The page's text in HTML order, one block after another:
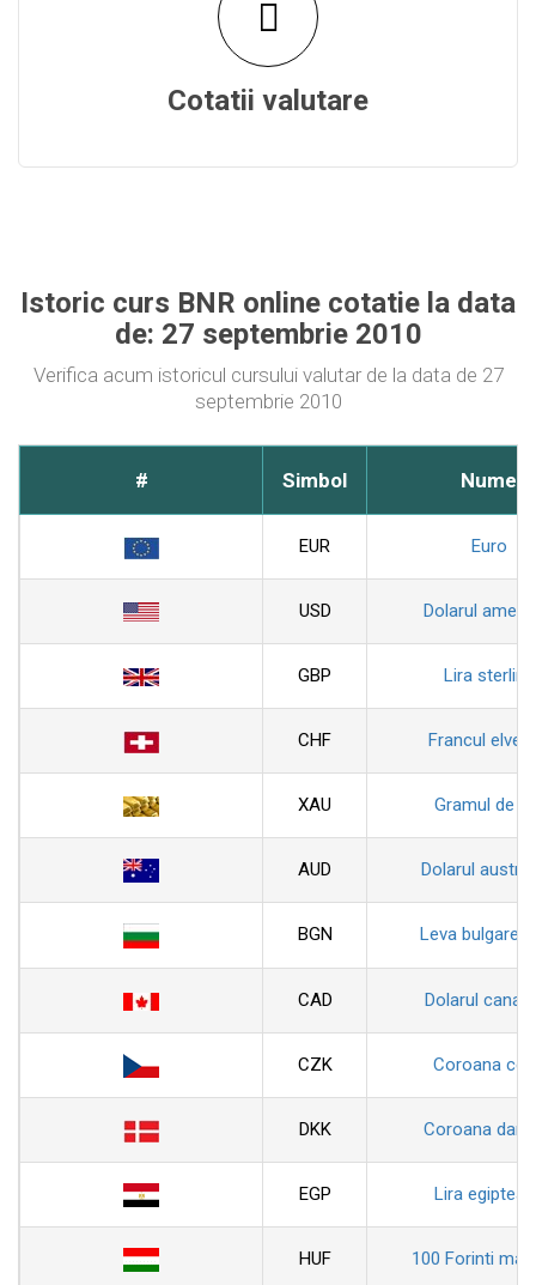
Cotatii valutare
Istoric curs BNR online cotatie la data
de: 27 septembrie 2010
Verifica acum istoricul cursului valutar de la data de 27
septembrie 2010
# Simbol Nume
EUR Euro
USD Dolarul
GBP Lira sterlina
CHF Francul
XAU Gramul de
AUD Dolarul
BGN Leva
CAD Dolarul
CZK Coroana
DKK Coroana
EGP Lira
HUF 100 Forinti